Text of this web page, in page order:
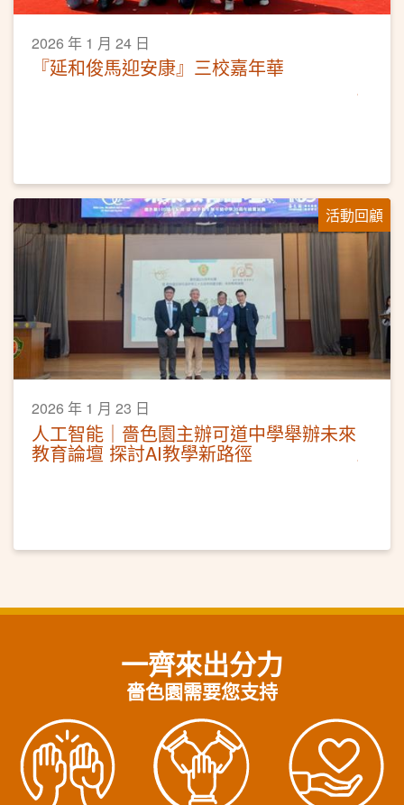
2026 年 1 月 24 日
『延和俊馬迎安康』三校嘉年華
活動回顧
2026 年 1 月 23 日
人工智能｜嗇色園主辦可道中學舉辦未來
教育論壇 探討AI教學新路徑
一齊來出分力
嗇色園需要您支持